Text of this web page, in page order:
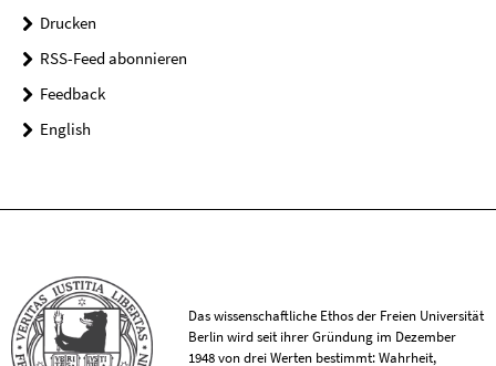
Drucken
RSS-Feed abonnieren
Feedback
English
Das wissenschaftliche Ethos der Freien Universität
Berlin wird seit ihrer Gründung im Dezember
1948 von drei Werten bestimmt: Wahrheit,